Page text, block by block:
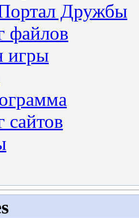
Дружбы
файлов
игры
сайтов